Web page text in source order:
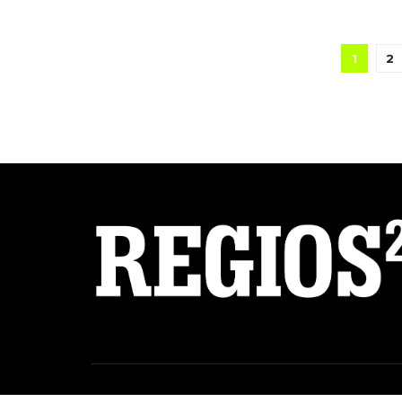
1 2